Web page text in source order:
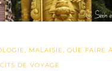
, MALAISIE, QUE FAIRE
DE VOYAGE